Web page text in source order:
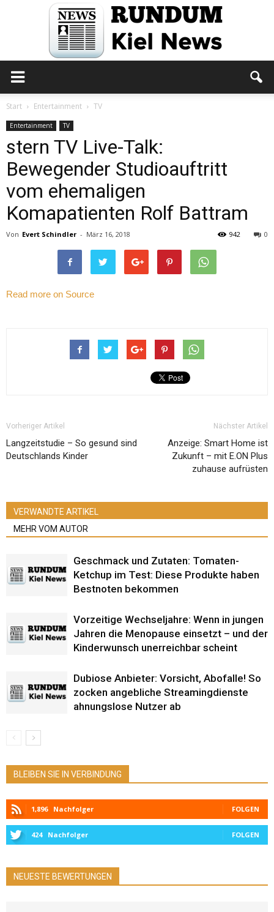
Kiel
News
Start Entertainment TV
Entertainment TV
stern TV Live-Talk:
Bewegender Studioauftritt
vom ehemaligen
Komapatienten Rolf Battram
Von Evert Schindler - März 16, 2018 0
942
Read more on Source
Vorheriger Artikel
Langzeitstudie – So gesund sind
Deutschlands Kinder
Nächster Artikel
Anzeige: Smart Home ist
Zukunft – mit E.ON Plus
zuhause aufrüsten
VERWANDTE ARTIKEL
MEHR VOM AUTOR
Geschmack und Zutaten: Tomaten-
Ketchup im Test: Diese Produkte haben
Bestnoten bekommen
Vorzeitige Wechseljahre: Wenn in jungen
Jahren die Menopause einsetzt – und der
Kinderwunsch unerreichbar scheint
Dubiose Anbieter: Vorsicht, Abofalle! So
zocken angebliche Streamingdienste
ahnungslose Nutzer ab
BLEIBEN SIE IN VERBINDUNG
1,896 Nachfolger FOLGEN
424 Nachfolger FOLGEN
NEUESTE BEWERTUNGEN